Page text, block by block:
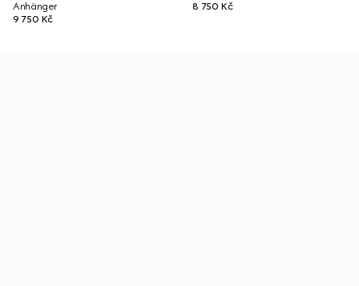
Anhänger
9 750 Kč
8 750 Kč